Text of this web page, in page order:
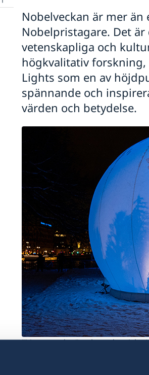
Nobelveckan är mer
Nobelpristagare. Det
vetenskapliga och
högkvalitativ forskning,
Lights som en av
spännande och
värden och betydelse.
”Moongarden” av
roterande skuggspel är